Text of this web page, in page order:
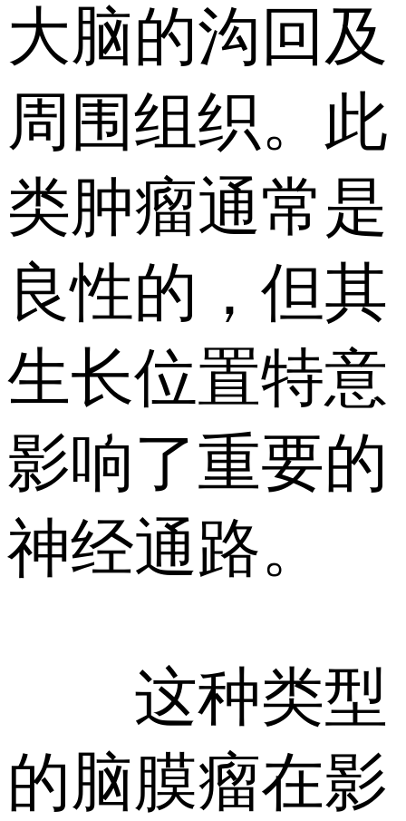
大脑的沟回及
周围组织。此
类肿瘤通常是
良性的，但其
生长位置特意
影响了重要的
神经通路。
这种类型
的脑膜瘤在影